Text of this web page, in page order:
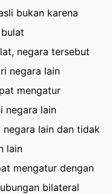
bukan karena
negara tersebut
negara lain
mengatur
negara lain
negara lain dan tidak
lain
mengatur dengan
bilateral